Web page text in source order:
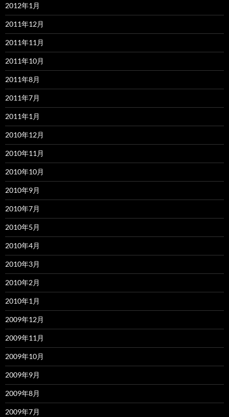
2012年1月
2011年12月
2011年11月
2011年10月
2011年8月
2011年7月
2011年1月
2010年12月
2010年11月
2010年10月
2010年9月
2010年7月
2010年5月
2010年4月
2010年3月
2010年2月
2010年1月
2009年12月
2009年11月
2009年10月
2009年9月
2009年8月
2009年7月